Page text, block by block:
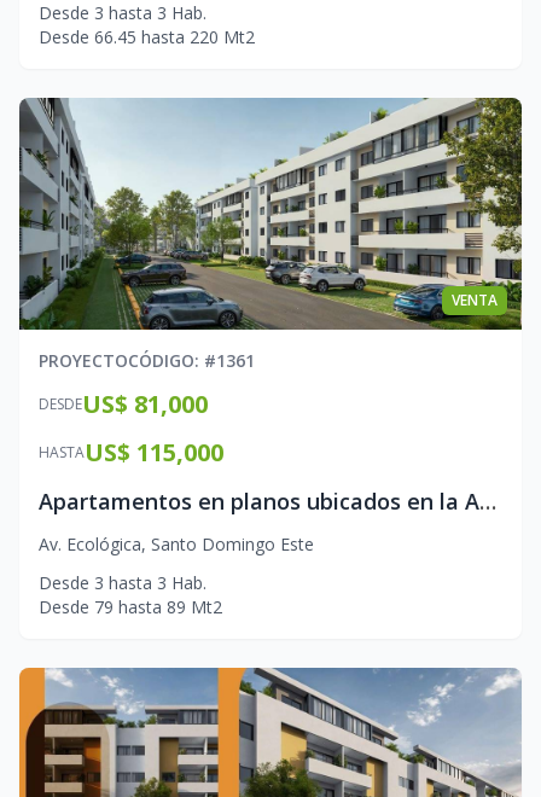
Desde 3 hasta 3 Hab.
Desde 66.45 hasta 220 Mt2
VENTA
PROYECTOCÓDIGO: #1361
DESDEUS$ 81,000
HASTAUS$ 115,000
Apartamentos en planos ubicados en la Avenida Ecologica
Av. Ecológica, Santo Domingo Este
Desde 3 hasta 3 Hab.
Desde 79 hasta 89 Mt2